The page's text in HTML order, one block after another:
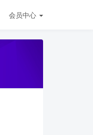
会员中心